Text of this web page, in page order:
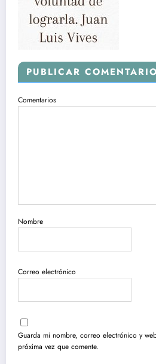
PUBLICAR COMENTARIO
Comentarios
Nombre
Correo electrónico
Guarda mi nombre, correo electrónico y
próxima vez que comente.